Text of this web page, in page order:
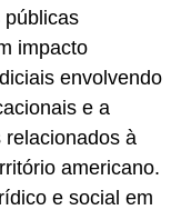
públicas
impacto
envolvendo
e a
relacionados à
americano.
e social em